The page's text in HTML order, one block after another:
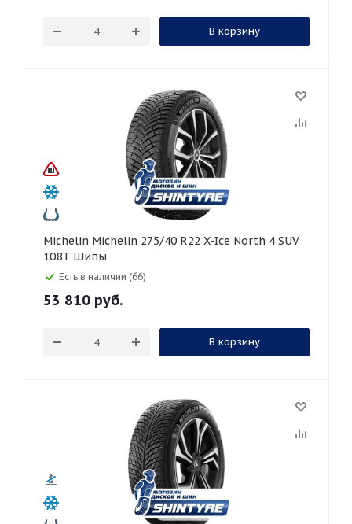
В корзину
Michelin Michelin 275/40 R22 X-Ice North 4 SUV
108T Шипы
Есть в наличии (66)
53 810 руб.
В корзину